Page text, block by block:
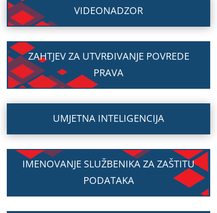
VIDEONADZOR
ZAHTJEV ZA UTVRĐIVANJE POVREDE
PRAVA
UMJETNA INTELIGENCIJA
IMENOVANJE SLUŽBENIKA ZA ZAŠTITU
PODATAKA